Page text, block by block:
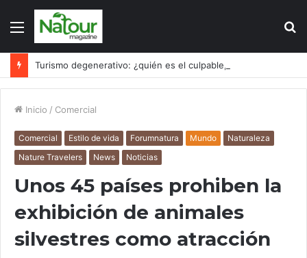
Menú
Inicio / Comercial
Comercial Estilo de vida Forumnatura Mundo
Naturaleza
Nature Travelers
News Noticias
Unos 45 países prohiben la
exhibición de animales
silvestres como atracción